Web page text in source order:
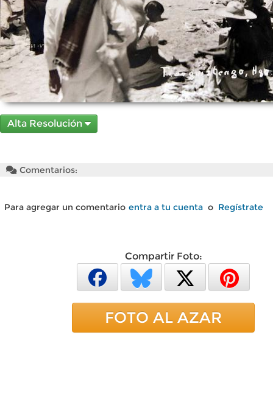
Alta Resolución
Comentarios:
Para agregar un comentario entra a tu cuenta o Regístrate
Compartir Foto:
FOTO AL AZAR